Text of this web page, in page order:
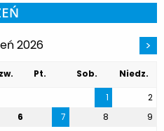
2026 >
Pt. Sob.
Niedz.
1
2
6 7 8
9